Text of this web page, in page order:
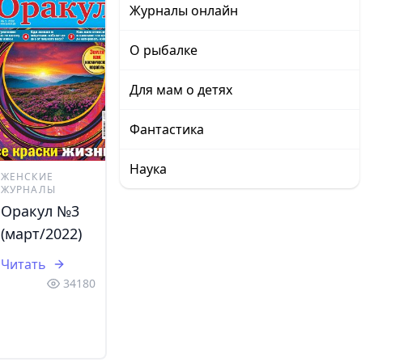
ЖЕНСКИЕ
ЖУРНАЛЫ
Оракул №3
(март/2022)
Читать
34180
Журналы онлайн
О рыбалке
Для мам о детях
Фантастика
Наука